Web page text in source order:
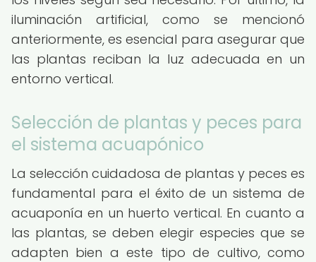
iluminación artificial, como se mencionó
anteriormente, es esencial para asegurar que
las plantas reciban la luz adecuada en un
entorno vertical.
Selección de plantas y peces para
el sistema acuapónico
La selección cuidadosa de plantas y peces es
fundamental para el éxito de un sistema de
acuaponía en un huerto vertical. En cuanto a
las plantas, se deben elegir especies que se
adapten bien a este tipo de cultivo, como